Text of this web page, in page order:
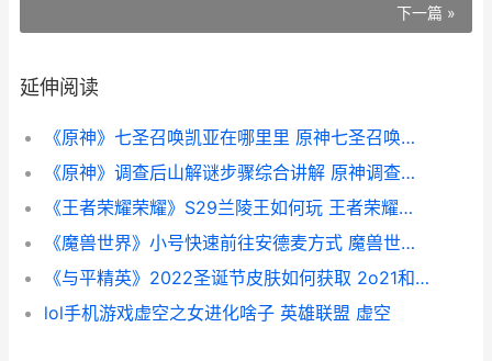
下一篇 »
延伸阅读
《原神》七圣召唤凯亚在哪里里 原神七圣召唤卡牌全图鉴一览
《原神》调查后山解谜步骤综合讲解 原神调查遗迹任务攻略
《王者荣耀荣耀》S29兰陵王如何玩 王者荣耀荣耀称号在哪里设置-
《魔兽世界》小号快速前往安德麦方式 魔兽世界小朋友武器
《与平精英》2022圣诞节皮肤如何获取 2o21和平精英
lol手机游戏虚空之女进化啥子 英雄联盟 虚空